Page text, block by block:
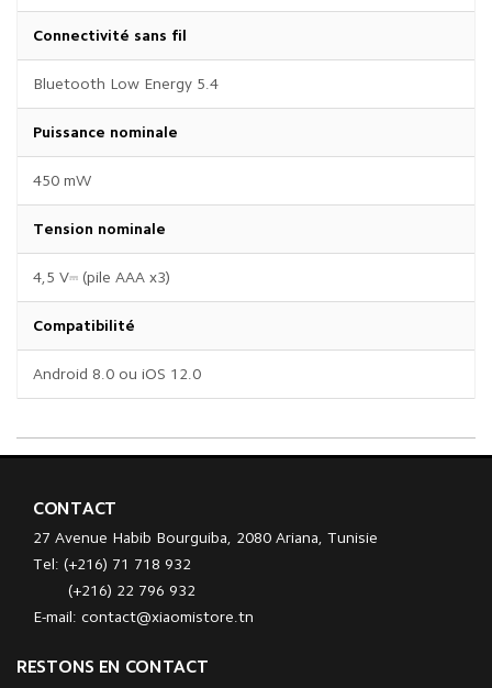
Connectivité sans fil
Bluetooth Low Energy 5.4
Puissance nominale
450 mW
Tension nominale
4,5 V⎓ (pile AAA x3)
Compatibilité
Android 8.0 ou iOS 12.0
CONTACT
27 Avenue Habib Bourguiba, 2080 Ariana, Tunisie
Tel: (+216) 71 718 932
(+216) 22 796 932
E-mail: contact@xiaomistore.tn
RESTONS EN CONTACT